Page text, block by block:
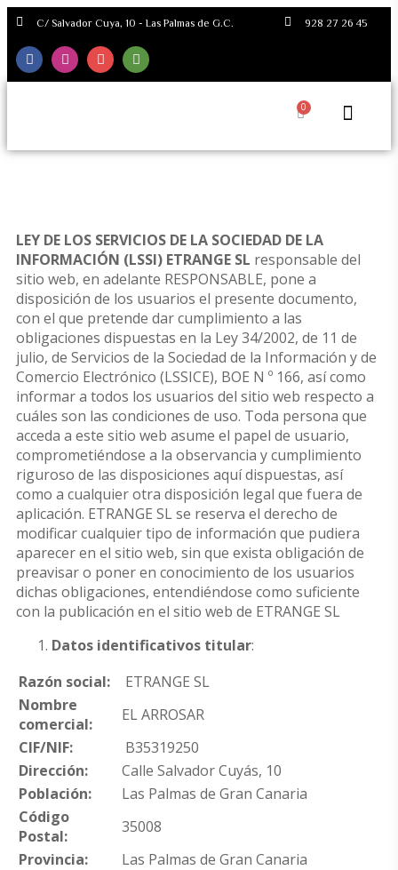
C/ Salvador Cuya, 10 - Las Palmas de G.C. 928 27 26 45
LEY DE LOS SERVICIOS DE LA SOCIEDAD DE LA
INFORMACIÓN (LSSI) ETRANGE SL responsable del
sitio web, en adelante RESPONSABLE, pone a
disposición de los usuarios el presente documento,
con el que pretende dar cumplimiento a las
obligaciones dispuestas en la Ley 34/2002, de 11 de
julio, de Servicios de la Sociedad de la Información y de
Comercio Electrónico (LSSICE), BOE N º 166, así como
informar a todos los usuarios del sitio web respecto a
cuáles son las condiciones de uso. Toda persona que
acceda a este sitio web asume el papel de usuario,
comprometiéndose a la observancia y cumplimiento
riguroso de las disposiciones aquí dispuestas, así
como a cualquier otra disposición legal que fuera de
aplicación. ETRANGE SL se reserva el derecho de
modificar cualquier tipo de información que pudiera
aparecer en el sitio web, sin que exista obligación de
preavisar o poner en conocimiento de los usuarios
dichas obligaciones, entendiéndose como suficiente
con la publicación en el sitio web de ETRANGE SL
Datos identificativos titular:
Razón social:
ETRANGE SL
Nombre
comercial:
EL ARROSAR
CIF/NIF:
B35319250
Dirección:
Calle Salvador Cuyás, 10
Población:
Las Palmas de Gran Canaria
Código
Postal:
35008
Provincia:
Las Palmas de Gran Canaria